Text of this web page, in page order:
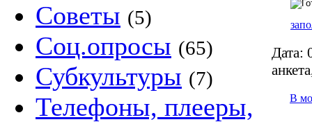
Советы (5)
Соц.опросы (65)
Субкультуры (7)
Телефоны, плееры,
Дата:
В